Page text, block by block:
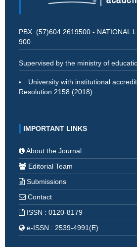
PBX: (57)604 2619500 - NATIONAL
900
Supervised by the ministry of
University with institutional
Resolution 2158 (2018)
IMPORTANT LINKS
About the Journal
Editorial Team
Submissions
Contact
ISSN : 0120-8179
e-ISSN : 2539-4991(E)